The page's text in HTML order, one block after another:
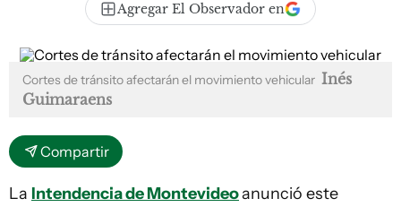
Agregar El Observador en
Cortes de tránsito afectarán el movimiento vehicular Inés
Guimaraens
Compartir
La Intendencia de Montevideoanunció este